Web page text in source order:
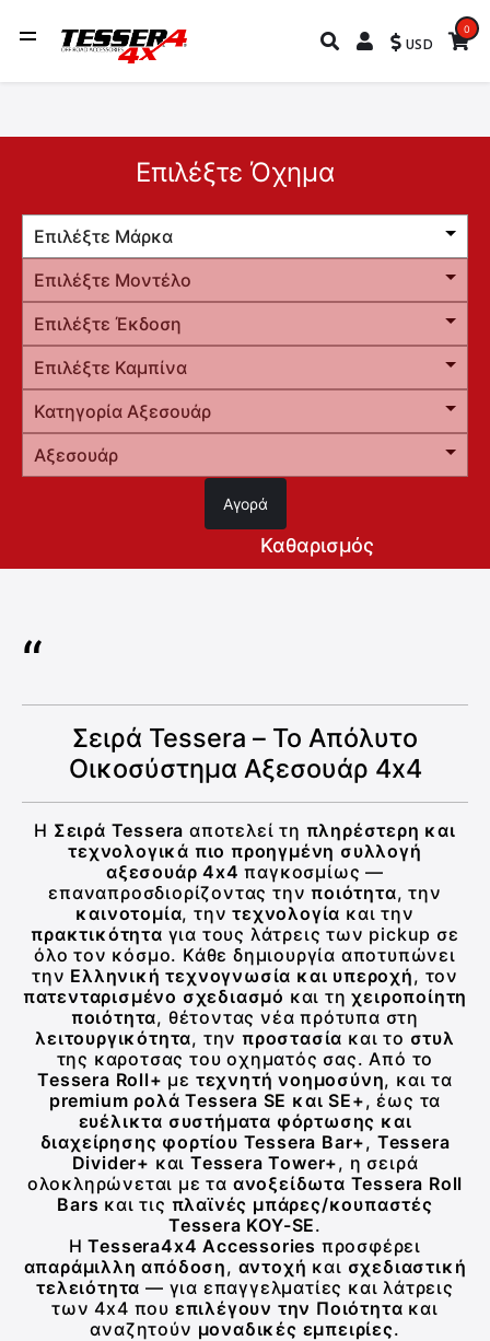
USD
0
Επιλέξτε Όχημα
Επιλέξτε Μάρκα
Επιλέξτε Μοντέλο
Επιλέξτε Έκδοση
Επιλέξτε Καμπίνα
Κατηγορία Αξεσουάρ
Αξεσουάρ
Αγορά
Καθαρισμός
Σειρά Tessera – Το Απόλυτο
Οικοσύστημα Αξεσουάρ 4x4
Η Σειρά Tessera αποτελεί τη πληρέστερη και
τεχνολογικά πιο προηγμένη συλλογή
αξεσουάρ 4x4 παγκοσμίως —
επαναπροσδιορίζοντας τηνποιότητα, την
καινοτομία, τηντεχνολογία και την
πρακτικότητα για τους λάτρεις των pickup σε
όλο τον κόσμο. Κάθε δημιουργία αποτυπώνει
την Eλληνική τεχνογνωσία και υπεροχή, τον
πατενταρισμένο σχεδιασμό και τηχειροποίητη
ποιότητα, θέτοντας νέα πρότυπα στη
λειτουργικότητα, την προστασία και το στυλ
της καροτσας του οχηματός σας. Από το
Tessera Roll+ με τεχνητή νοημοσύνη, και τα
premium ρολά Tessera SE και SE+, έως τα
ευέλικτα συστήματα φόρτωσης και
διαχείρησης φορτίου Tessera Bar+, Tessera
Divider+ και Tessera Tower+, η σειρά
ολοκληρώνεται με τα ανοξείδωτα Tessera Roll
Bars και τις πλαϊνές μπάρες/κουπαστές
Tessera KOY-SE.
ΗTessera4x4 Accessories προσφέρει
απαράμιλλη απόδοση, αντοχή και σχεδιαστική
τελειότητα — για επαγγελματίες και λάτρεις
των 4x4 που επιλέγουν την Ποιότητα και
αναζητούν μοναδικές εμπειρίες.